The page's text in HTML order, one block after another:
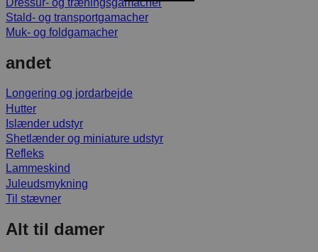
Dressur- og træningsgamacher
Stald- og transportgamacher
Muk- og foldgamacher
andet
Longering og jordarbejde
Hutter
Islænder udstyr
Shetlænder og miniature udstyr
Refleks
Lammeskind
Juleudsmykning
Til stævner
Alt til damer